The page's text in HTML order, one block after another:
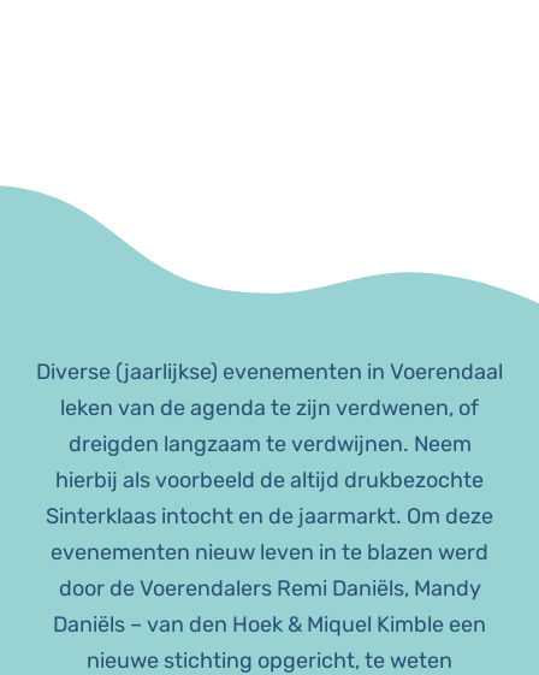
Diverse (jaarlijkse) evenementen in Voerendaal
leken van de agenda te zijn verdwenen, of
dreigden langzaam te verdwijnen. Neem
hierbij als voorbeeld de altijd drukbezochte
Sinterklaas intocht en de jaarmarkt. Om deze
evenementen nieuw leven in te blazen werd
door de Voerendalers Remi Daniëls, Mandy
Daniëls – van den Hoek & Miquel Kimble een
nieuwe stichting opgericht, te weten